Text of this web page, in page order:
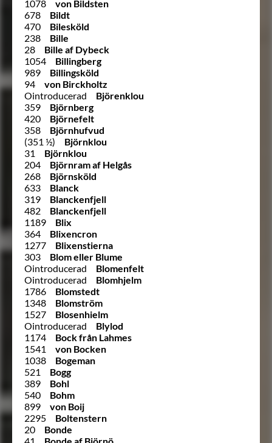
1078
von Bildsten
678
Bildt
470
Bilesköld
238
Bille
28
Bille af Dybeck
1054
Billingberg
989
Billingsköld
94
von Birckholtz
Ointroducerad
Björenklou
359
Björnberg
420
Björnefelt
358
Björnhufvud
(351 ½)
Björnklou
31
Björnklou
204
Björnram af Helgås
268
Björnsköld
633
Blanck
319
Blanckenfjell
482
Blanckenfjell
1189
Blix
364
Blixencron
1277
Blixenstierna
303
Blom eller Blume
Ointroducerad
Blomenfelt
Ointroducerad
Blomhjelm
1786
Blomstedt
1348
Blomström
1527
Blosenhielm
Ointroducerad
Blylod
1174
Bock från Lahmes
1541
von Bocken
1038
Bogeman
521
Bogg
389
Bohl
540
Bohm
899
von Boij
2295
Boltenstern
20
Bonde
41
Bonde af Björnö